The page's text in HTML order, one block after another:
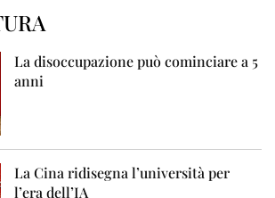
La disoccupazione può cominciare a 5
anni
La Cina ridisegna l’università per
l’era dell’IA